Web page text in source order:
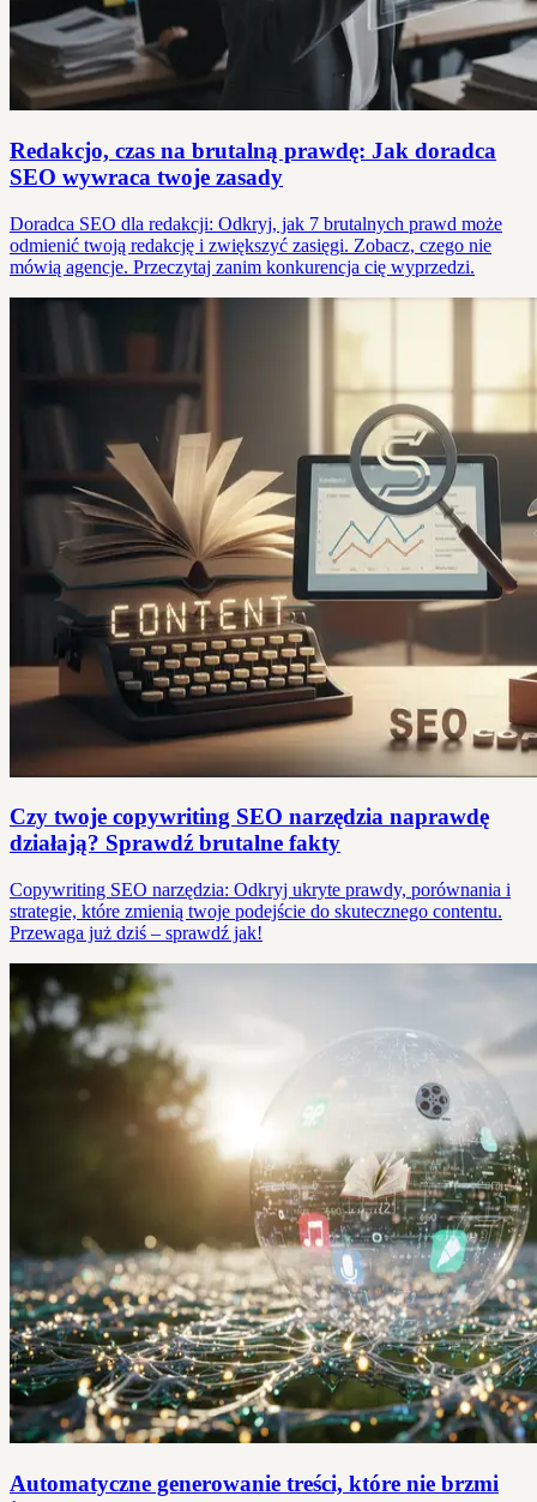
Redakcjo, czas na brutalną prawdę: Jak doradca
SEO wywraca twoje zasady
Doradca SEO dla redakcji: Odkryj, jak 7 brutalnych prawd może
odmienić twoją redakcję i zwiększyć zasięgi. Zobacz, czego nie
mówią agencje. Przeczytaj zanim konkurencja cię wyprzedzi.
Czy twoje copywriting SEO narzędzia naprawdę
działają? Sprawdź brutalne fakty
Copywriting SEO narzędzia: Odkryj ukryte prawdy, porównania i
strategie, które zmienią twoje podejście do skutecznego contentu.
Przewaga już dziś – sprawdź jak!
Automatyczne generowanie treści, które nie brzmi